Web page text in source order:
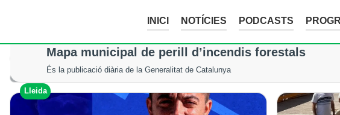
INICI NOTÍCIES PODCASTS
La tempesta d’aquesta nit deixa pedregades de
Tot i els xàfecs i la calamarsa, els cultius del Segrià, la Noguera i l’Urgell no han
Lleida
Mapa municipal de perill d’incendis forestals
És la publicació diària de la Generalitat de Catalunya